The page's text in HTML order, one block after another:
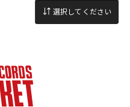
選択してください